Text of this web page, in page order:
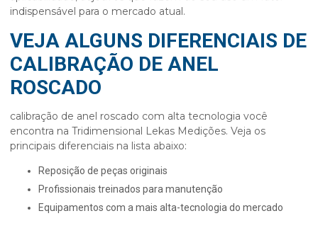
indispensável para o mercado atual.
VEJA ALGUNS DIFERENCIAIS DE
CALIBRAÇÃO DE ANEL
ROSCADO
calibração de anel roscado com alta tecnologia você
encontra na Tridimensional Lekas Medições. Veja os
principais diferenciais na lista abaixo:
reposição de peças originais
profissionais treinados para manutenção
equipamentos com a mais alta-tecnologia do mercado